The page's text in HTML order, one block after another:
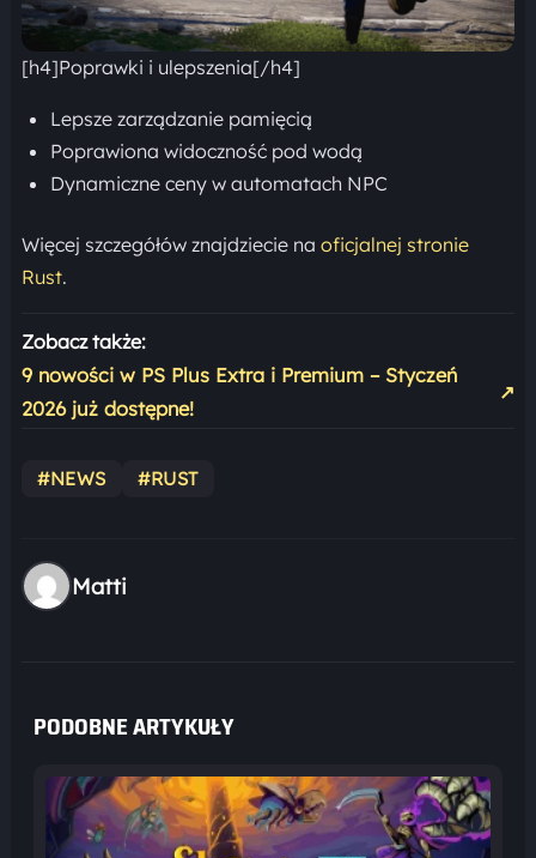
[h4]Poprawki i ulepszenia[/h4]
Lepsze zarządzanie pamięcią
Poprawiona widoczność pod wodą
Dynamiczne ceny w automatach NPC
Więcej szczegółów znajdziecie na oficjalnej stronie
Rust.
Zobacz także:
9 nowości w PS Plus Extra i Premium – Styczeń
2026 już dostępne!
↗
#NEWS #RUST
Matti
PODOBNE ARTYKUŁY